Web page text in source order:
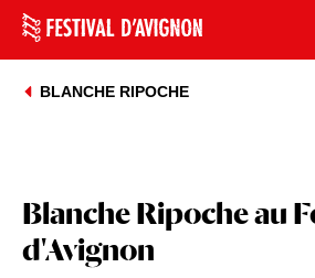
BLANCHE RIPOCHE
Blanche Ripoche au
d'Avignon